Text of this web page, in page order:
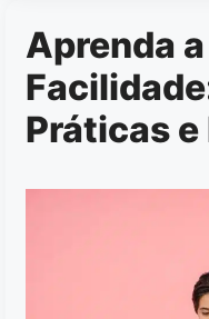
Aprenda
Práticas e